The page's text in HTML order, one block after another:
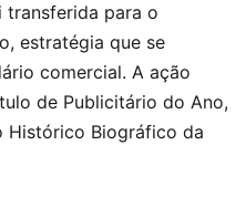
transferida para o
estratégia que se
comercial. A ação
de Publicitário do Ano,
Histórico Biográfico da